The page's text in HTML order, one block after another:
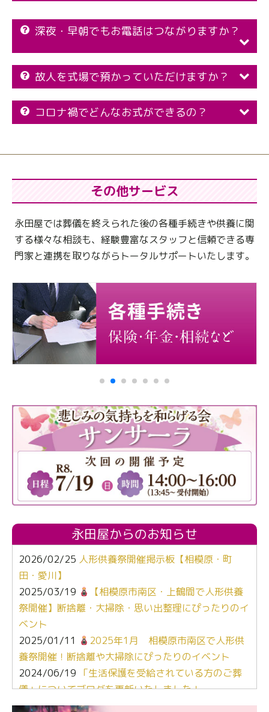
深夜・早朝でもお電話はつながりますか？
故人を式場で預かっていただけますか？
コロナ禍でどんなお式ができるの？
その他サービス
永田屋では葬儀を終えられた後の各種手続きや供養に関
する様々な相談も、 経験豊富なスタッフと信頼できる専
門家と連携を取りながらトータルサポートいたします。
永田屋からのお知らせ
2026/02/25 人形供養祭開催掲示板【相模原・町
田・愛川】
2025/03/19
【相模原市南区・上鶴間で人形供養
祭開催】断捨離・大掃除・思い出整理にぴったりのイ
ベント
2025/01/11
2025年1月 相模原市南区で人形供
養祭開催！断捨離や大掃除にぴったりのイベント
2024/06/19 「生活保護を受給されている方のご葬
儀」についてブログを更新いたしました！
2024/03/06【終活なるほど教室】「マンガで学